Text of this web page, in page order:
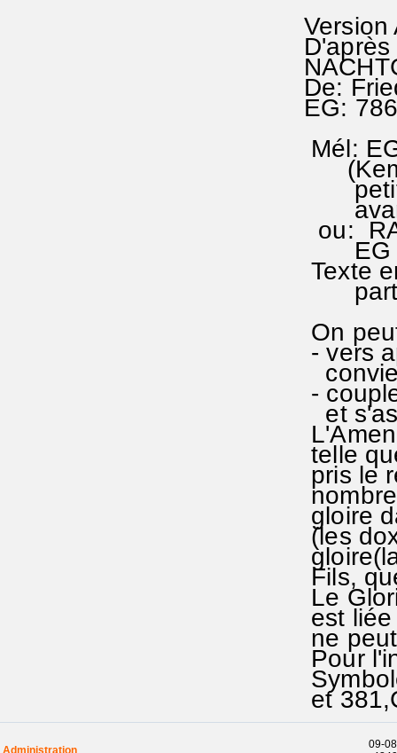
Version
De:
EG:
Mél:
petit
avant
ou:
EG
Texte
partir
On
- vers
-
et
telle
pris le
gloire
(les
Fils,
Le
est
ne
Pour
et
Administration
09-